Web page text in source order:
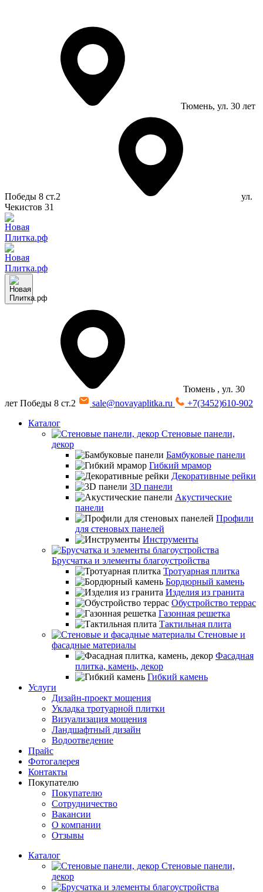
Тюмень, ул. 30 лет
Победы 8 ст.2
ул.
Чекистов 31
Тюмень , ул. 30
лет Победы 8 ст.2
sale@novayaplitka.ru
+7(3452)610-902
Каталог
Стеновые панели,
декор
Бамбуковые панели
Гибкий мрамор
Декоративные рейки
3D панели
Акустические
панели
Профили
для стеновых панелей
Инструменты
Брусчатка и элементы благоустройства
Тротуарная плитка
Бордюрный камень
Изделия из гранита
Обустройство террас
Газонная решетка
Тактильная плита
Стеновые и
фасадные материалы
Фасадная
плитка, камень, декор
Гибкий камень
Услуги
Дизайн-проект мощения
Укладка тротуарной плитки
Визуализация мощения
Ландшафтный дизайн
Водоотведение
Прайс
Фотогалерея
Контакты
Покупателю
Покупателю
Сотрудничество
Вакансии
О компании
Отзывы
Каталог
Стеновые панели,
декор